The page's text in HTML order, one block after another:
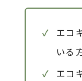
✓
エコ
いる
✓
エコ